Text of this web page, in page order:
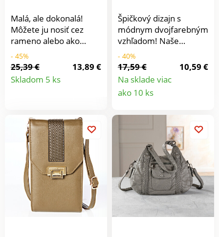
Malá, ale dokonalá!
Môžete ju nosiť cez
rameno alebo ako
listovú kabelku -
ramenný popruh je
totiž odopínací. Kabelka
má 3 oddelené
všetky na zips.
- 45%
25,39 €
13,89 €
Skladom 5 ks
Detail
Špičkový dizajn s
módnym dvojfarebným
vzhľadom! Naše
exkluzívne módne
tašky sú štýlové,
praktické a elegantne
rozdelené. 1
priestranný vnútorný
nastaviteľný ramenný
popruh.
- 40%
17,59 €
10,59 €
Na sklade viac
ako 10 ks